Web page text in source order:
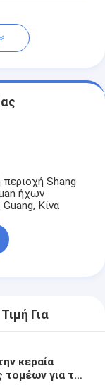
Shang
ήχων
Κίνα
Για
κεραία
τομέων για το